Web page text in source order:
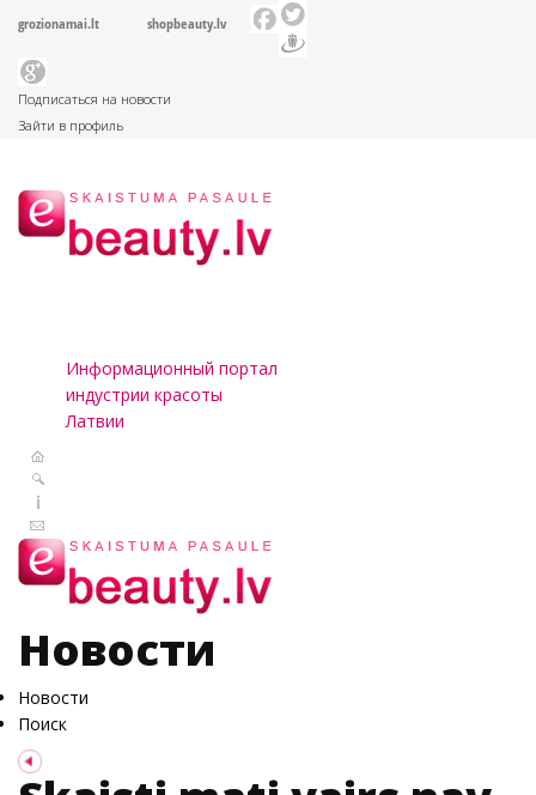
grozionamai.lt shopbeauty.lv
Подписаться на новости
Зайти в профиль
Информационный портал
индустрии красоты
Латвии
Новости
Новости
Поиск